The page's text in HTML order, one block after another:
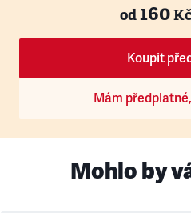
od160
Koupit
Mám
Mohlo by